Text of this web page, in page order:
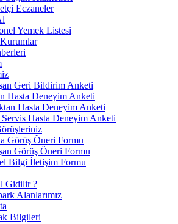
Eczaneler
Yemek Listesi
Geri Bildirim Anketi
Hasta Deneyim Anketi
Hasta Deneyim Anketi
Hasta Deneyim Anketi
Görüş Öneri Formu
Görüş Öneri Formu
Bilgi İletişim Formu
Gidilir ?
Alanlarımız
Bilgileri